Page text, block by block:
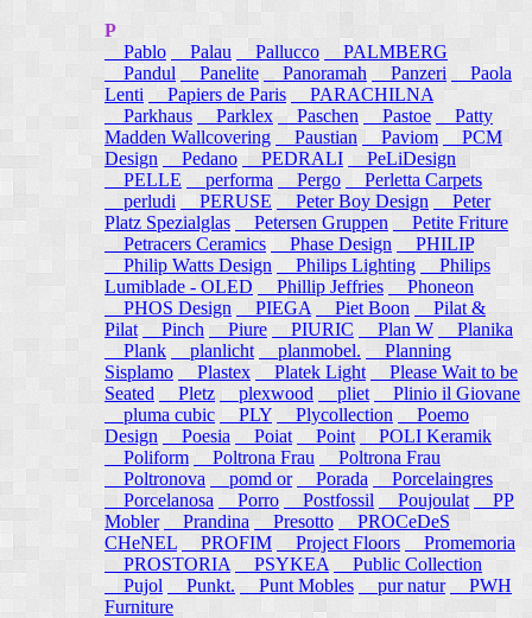
P
Pablo
Palau Pallucco
PALMBERG
Pandul
Panelite Panoramah Panzeri
Paola
Lenti
Papiers de Paris
PARACHILNA
Parkhaus
Parklex Paschen Pastoe
Patty
Madden Wallcovering
Paustian Paviom
PCM
Design
Pedano PEDRALI
PeLiDesign
PELLE
performa Pergo
Perletta Carpets
perludi
PERUSE Peter Boy Design
Peter
Platz Spezialglas
Petersen Gruppen
Petite Friture
Petracers Ceramics
Phase Design
PHILIP
Philip Watts Design
Philips Lighting
Philips
Lumiblade - OLED
Phillip Jeffries
Phoneon
PHOS Design
PIEGA Piet Boon
Pilat &
Pilat
Pinch Piure PIURIC Plan W
Planika
Plank
planlicht planmobel. Planning
Sisplamo
Plastex Platek Light
Please Wait to be
Seated
Pletz plexwood pliet
Plinio il Giovane
pluma cubic
PLY Plycollection
Poemo
Design
Poesia Poiat Point
POLI Keramik
Poliform
Poltrona Frau
Poltrona Frau
Poltronova
pomd or Porada
Porcelaingres
Porcelanosa
Porro Postfossil Poujoulat
PP
Mobler
Prandina Presotto
PROCeDeS
CHeNEL
PROFIM Project Floors
Promemoria
PROSTORIA
PSYKEA
Public Collection
Pujol
Punkt. Punt Mobles pur natur
PWH
Furniture